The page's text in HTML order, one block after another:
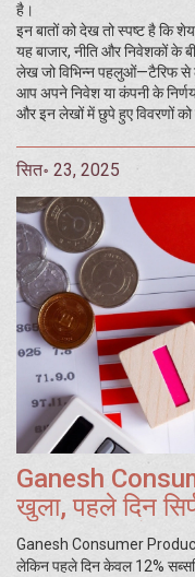
है।
इन बातों को देख तो स्पष्ट है कि
यह बाजार, नीति और निवेशकों
लेख जो विभिन्न पहलुओं—टैरिफ
आप अपने निवेश या कंपनी के
और इन लेखों में छुपे हुए विवरणों
सित॰ 23, 2025
Ganesh
खुला, पहले दिन
कीमत, बिड और
Ganesh Consumer
लेकिन पहले दिन केवल 12%